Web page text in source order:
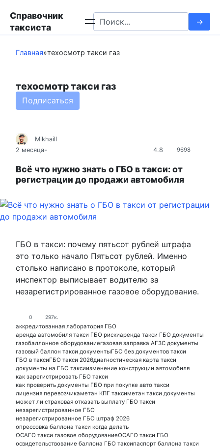
контенту
Справочник
таксиста
Search
for:
Главная»техосмотр такси газ
техосмотр такси газ
Подписаться
9698
4.8
Mikhaill
2 месяца-
Всё что нужно знать о ГБО в такси: от
регистрации до продажи автомобиля
ГБО в такси: почему пятьсот рублей штрафа
это только начало Пятьсот рублей. Именно
столько написано в протоколе, который
инспектор выписывает водителю за
незарегистрированное газовое оборудование.
0 297к.
аккредитованная лаборатория ГБО
аренда автомобиля такси ГБО рискиаренда такси ГБО документы
газобаллонное оборудованиегазовая заправка АГЗС документы
газовый баллон такси документыГБО без документов такси
ГБО в таксиГБО такси 2026диагностическая карта такси
документы на ГБО таксиизменение конструкции автомобиля
как зарегистрировать ГБО такси
как проверить документы ГБО при покупке авто такси
лицензия перевозчикаметан КПГ таксиметан такси документы
может ли страховая отказать выплату ГБО такси
незарегистрированное ГБО
незарегистрированное ГБО штраф 2026
опрессовка баллона такси когда делать
ОСАГО такси газовое оборудованиеОСАГО такси ГБО
освидетельствование баллона ГБО таксипаспорт баллона такси